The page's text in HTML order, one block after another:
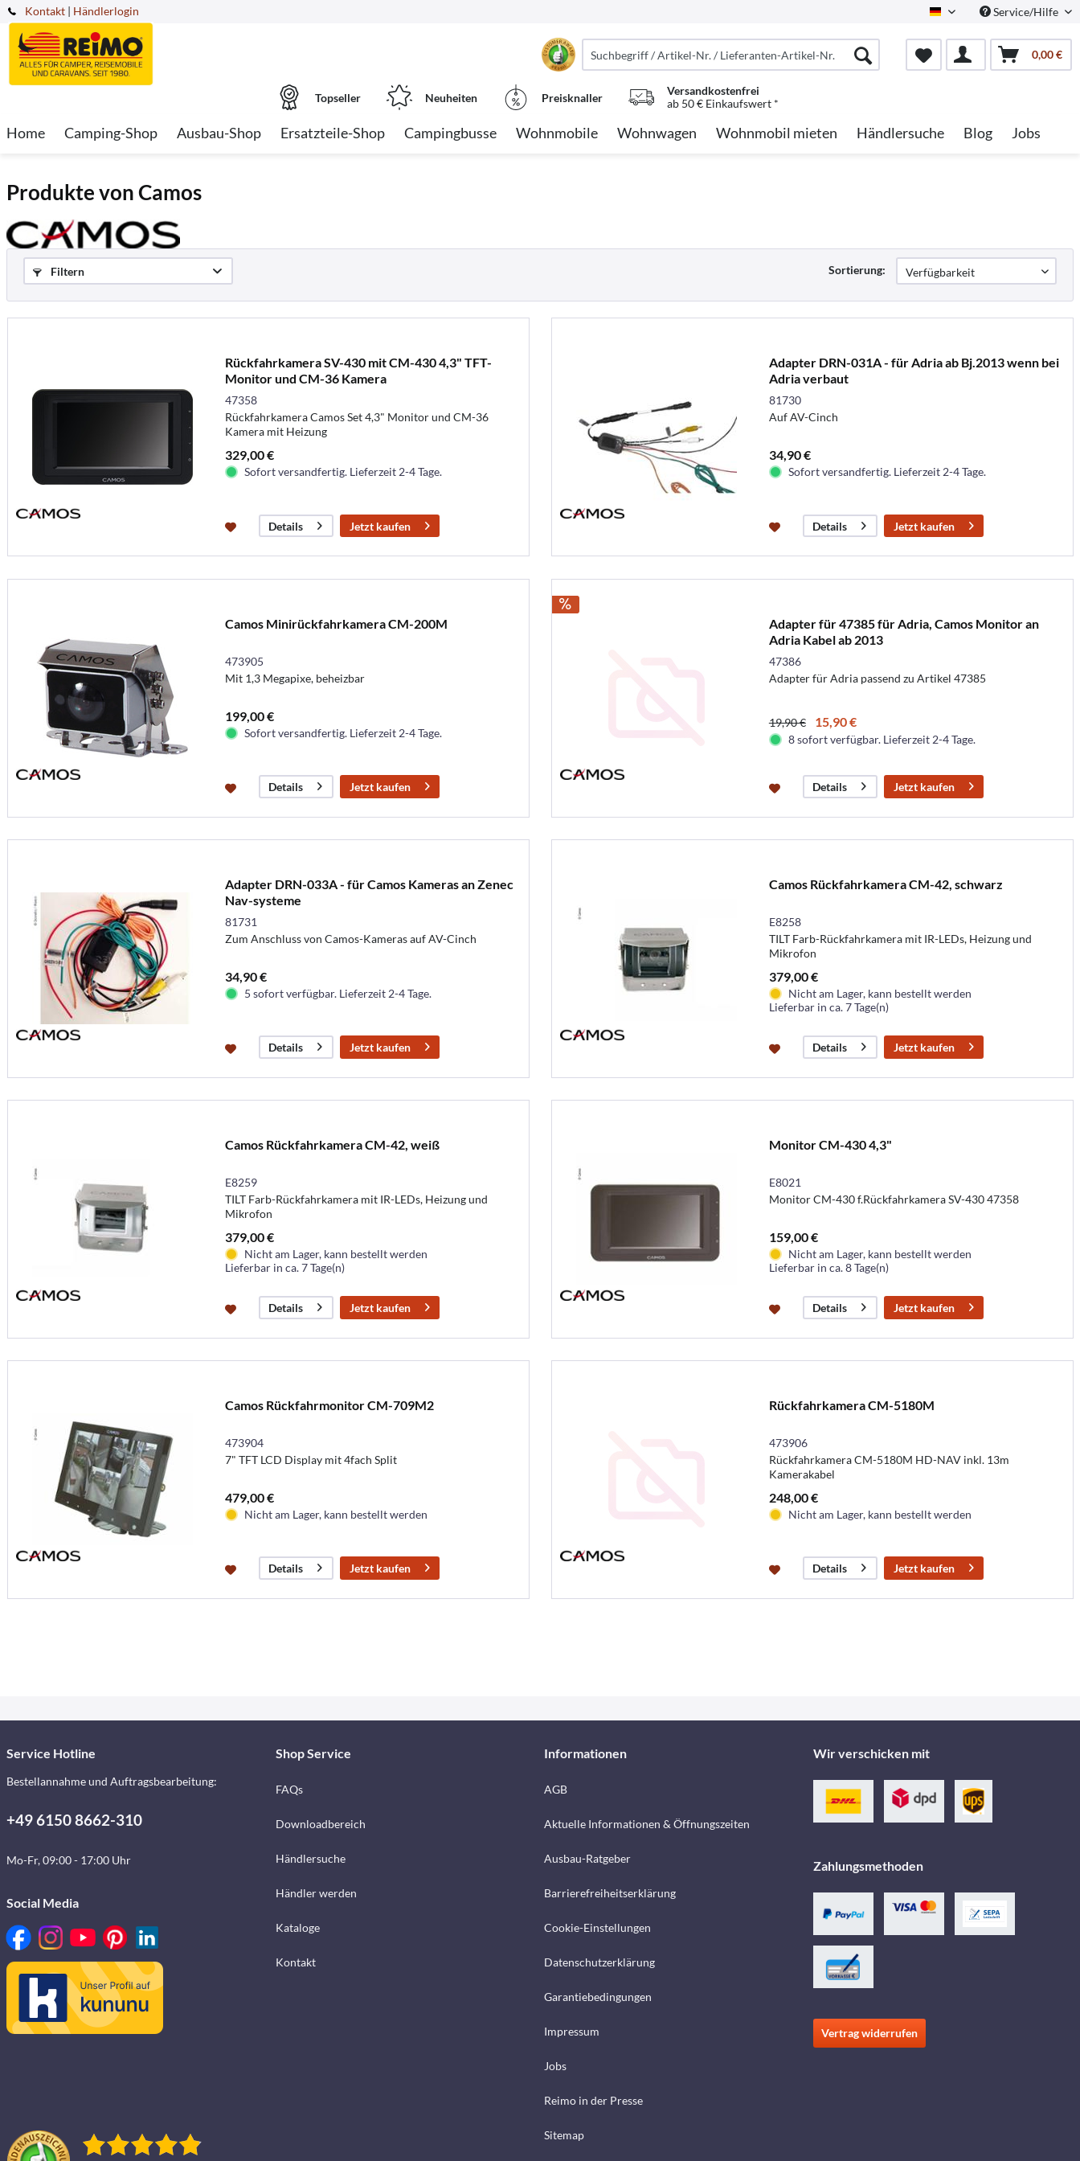
Kontakt German Service/Hilfe
| Händlerlogin
0,00 €
Topseller Neuheiten Preisknaller
Versandkostenfrei
ab 50 € Einkaufswert *
Home Camping-Shop Ausbau-Shop Ersatzteile-Shop Campingbusse Wohnmobile Wohnwagen Wohnmobil mieten Händlersuche Blog Jobs
Produkte von Camos
Filtern Sortierung:
Rückfahrkamera SV-430 mit CM-430 4,3" TFT-
Monitor und CM-36 Kamera
47358
Rückfahrkamera Camos Set 4,3" Monitor und CM-36
Kamera mit Heizung
329,00 €
Sofort versandfertig. Lieferzeit 2-4 Tage.
Details Jetzt kaufen
Adapter DRN-031A - für Adria ab Bj.2013 wenn bei
Adria verbaut
81730
Auf AV-Cinch
34,90 €
Sofort versandfertig. Lieferzeit 2-4 Tage.
Details Jetzt kaufen
Camos Minirückfahrkamera CM-200M
473905
Mit 1,3 Megapixe, beheizbar
199,00 €
Sofort versandfertig. Lieferzeit 2-4 Tage.
Details Jetzt kaufen
Adapter für 47385 für Adria, Camos Monitor an
Adria Kabel ab 2013
47386
Adapter für Adria passend zu Artikel 47385
19,90 € 15,90 €
8 sofort verfügbar. Lieferzeit 2-4 Tage.
Details Jetzt kaufen
Adapter DRN-033A - für Camos Kameras an Zenec
Nav-systeme
81731
Zum Anschluss von Camos-Kameras auf AV-Cinch
34,90 €
5 sofort verfügbar. Lieferzeit 2-4 Tage.
Details Jetzt kaufen
Camos Rückfahrkamera CM-42, schwarz
E8258
TILT Farb-Rückfahrkamera mit IR-LEDs, Heizung und
Mikrofon
379,00 €
Nicht am Lager, kann bestellt werden
Lieferbar in ca. 7 Tage(n)
Details Jetzt kaufen
Camos Rückfahrkamera CM-42, weiß
E8259
TILT Farb-Rückfahrkamera mit IR-LEDs, Heizung und
Mikrofon
379,00 €
Nicht am Lager, kann bestellt werden
Lieferbar in ca. 7 Tage(n)
Details Jetzt kaufen
Monitor CM-430 4,3"
E8021
Monitor CM-430 f.Rückfahrkamera SV-430 47358
159,00 €
Nicht am Lager, kann bestellt werden
Lieferbar in ca. 8 Tage(n)
Details Jetzt kaufen
Camos Rückfahrmonitor CM-709M2
473904
7" TFT LCD Display mit 4fach Split
479,00 €
Nicht am Lager, kann bestellt werden
Details Jetzt kaufen
Rückfahrkamera CM-5180M
473906
Rückfahrkamera CM-5180M HD-NAV inkl. 13m
Kamerakabel
248,00 €
Nicht am Lager, kann bestellt werden
Details Jetzt kaufen
Service Hotline
Bestellannahme und Auftragsbearbeitung:
+49 6150 8662-310
Mo-Fr, 09:00 - 17:00 Uhr
Social Media
Shop Service
FAQs
Downloadbereich
Händlersuche
Händler werden
Kataloge
Kontakt
Informationen
AGB
Aktuelle Informationen & Öffnungszeiten
Ausbau-Ratgeber
Barrierefreiheitserklärung
Cookie-Einstellungen
Datenschutzerklärung
Garantiebedingungen
Impressum
Jobs
Reimo in der Presse
Sitemap
Wir verschicken mit
Zahlungsmethoden
Vertrag widerrufen